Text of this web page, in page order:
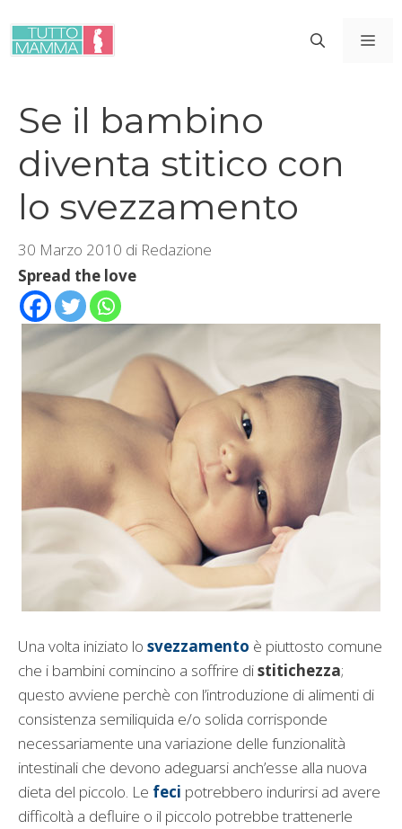
contenuto
Se il bambino
diventa stitico con
lo svezzamento
30 Marzo 2010 di Redazione
Spread the love
Una volta iniziato lo svezzamento è piuttosto comune
che i bambini comincino a soffrire distitichezza;
questo avviene perchè con l’introduzione di alimenti di
consistenza semiliquida e/o solida corrisponde
necessariamente una variazione delle funzionalità
intestinali che devono adeguarsi anch’esse alla nuova
dieta del piccolo. Le feci potrebbero indurirsi ad avere
difficoltà a defluire o il piccolo potrebbe trattenerle